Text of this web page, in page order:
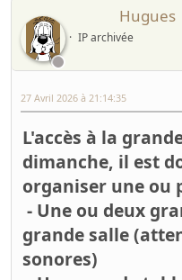
Hugues
IP archivée
27 Avril 2026 à 21:14:35
L'accès à la
dimanche, il est
organiser une ou
- Une ou deux
grande salle
sonores)